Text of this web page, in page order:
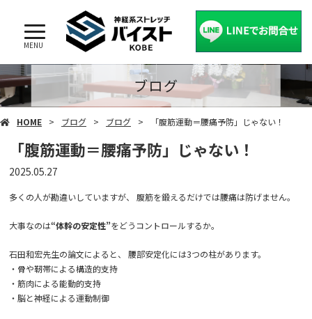
MENU
ブログ
HOME ブログ ブログ 「腹筋運動＝腰痛予防」じゃない！
「腹筋運動＝腰痛予防」じゃない！
2025.05.27
多くの人が勘違いしていますが、 腹筋を鍛えるだけでは腰痛は防げません。
大事なのは“体幹の安定性”をどうコントロールするか。
石田和宏先生の論文によると、 腰部安定化には3つの柱があります。
・骨や靭帯による構造的支持
・筋肉による能動的支持
・脳と神経による運動制御